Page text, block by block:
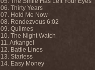
06. Thirty Years
07. Hold Me Now
08. Rendezvous 6:02
09. Quilmes
10. The Night Watch
11. Arkangel
12. Battle Lines
13. Starless
14. Easy Money